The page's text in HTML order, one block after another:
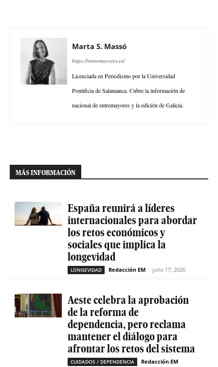
Marta S. Massó
https://entremayores.es/
Licenciada en Periodismo por la Universidad
Pontificia de Salamanca. Cubre la información de
nacional de entremayores y la edición de Galicia.
MÁS INFORMACIÓN
España reunirá a líderes
internacionales para abordar
los retos económicos y
sociales que implica la
longevidad
LONGEVIDAD Redacción EM - julio 17, 2026
Aeste celebra la aprobación
de la reforma de
dependencia, pero reclama
mantener el diálogo para
afrontar los retos del sistema
CUIDADOS / DEPENDENCIA Redacción EM -